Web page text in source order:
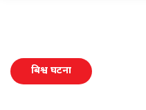
बिश्व घटना